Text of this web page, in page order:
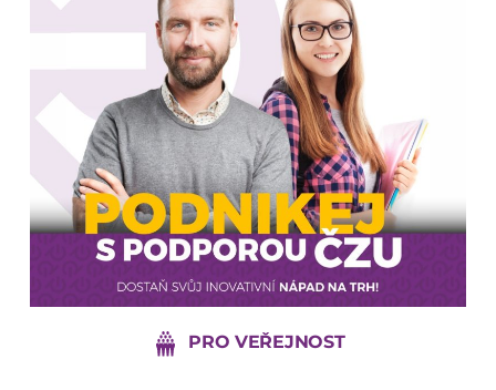
PRO VEŘEJNOST